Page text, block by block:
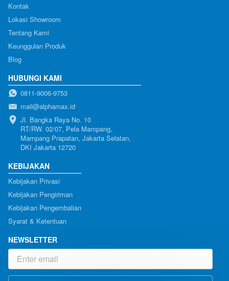
Kontak
Lokasi Showroom
Tentang Kami
Keunggulan Produk
Blog
HUBUNGI KAMI
0811-9006-9753
mail@alphamax.id
Jl. Bangka Raya No. 10
RT/RW. 02/07, Pela Mampang,
Mampang Prapatan, Jakarta Selatan,
DKI Jakarta 12720
KEBIJAKAN
Kebijakan Privasi
Kebijakan Pengiriman
Kebijakan Pengembalian
Syarat & Ketentuan
NEWSLETTER